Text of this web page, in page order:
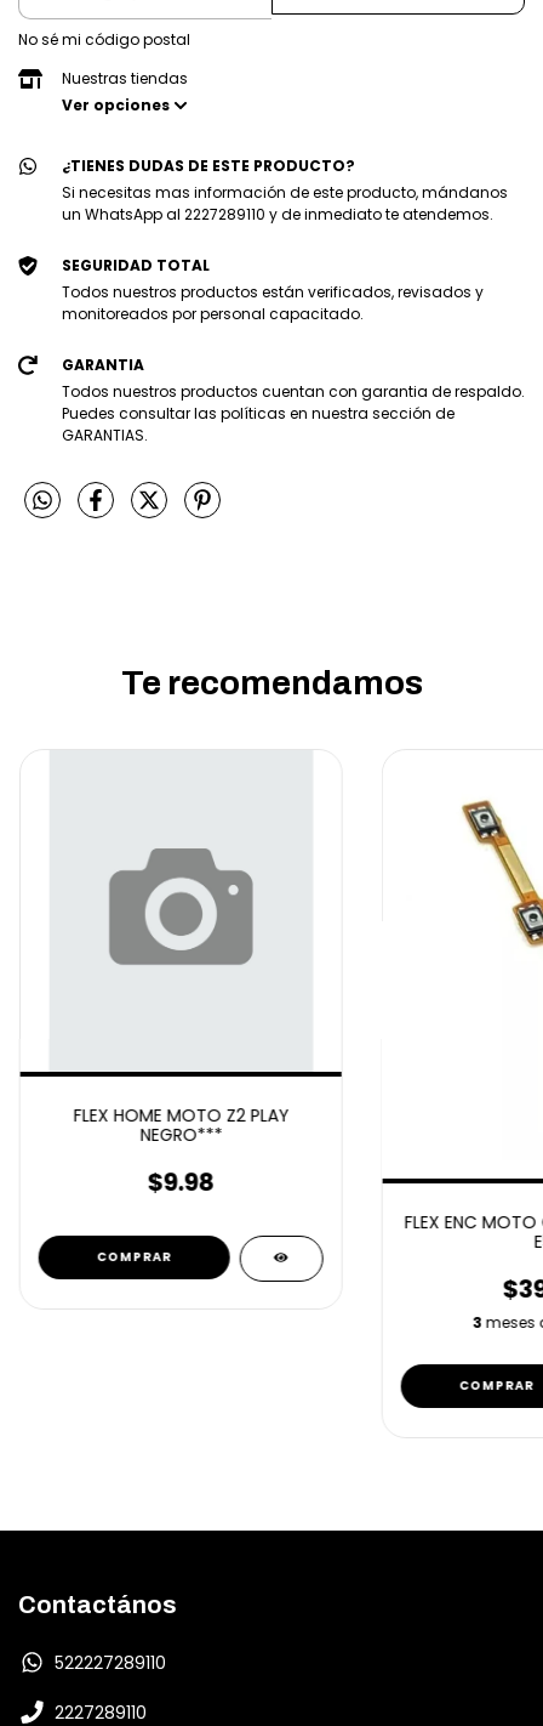
No sé mi código postal
Nuestras tiendas
Ver opciones
¿TIENES DUDAS DE ESTE PRODUCTO?
Si necesitas mas información de este producto, mándanos
un WhatsApp al 2227289110 y de inmediato te atendemos.
SEGURIDAD TOTAL
Todos nuestros productos están verificados, revisados y
monitoreados por personal capacitado.
GARANTIA
Todos nuestros productos cuentan con garantia de respaldo.
Puedes consultar las políticas en nuestra sección de
GARANTIAS.
Te recomendamos
FLEX HOME MOTO Z2 PLAY
NEGRO***
$9.98
FLEX ENC
3 meses
Contactános
522227289110
2227289110